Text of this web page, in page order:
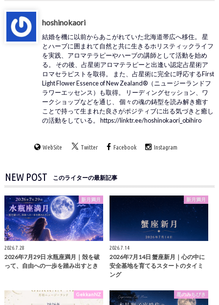
hoshinokaori
結婚を機に以前からあこがれていた北海道帯広へ移住。 星
とハーブに囲まれて自然と共に生きるホリスティックライフ
を実践、アロマテラピーやハーブの講師として活動を始め
る。 その後、占星術アロマテラピーと出逢い認定占星術ア
ロマセラピストを取得。 また、占星術に完全に呼応するFirst
Light Flower Essence of New Zealand®（ニュージーランドフ
ラワーエッセンス）も取得。 リーディングセッション、ワ
ークショップなどを通じ、 個々の魂の鋳型を読み解き癒す
ことで持って生まれた良さがポジティブに出る気づきと癒し
の活動をしている。 https://linktr.ee/hoshinokaori_obihiro
WebSite Twitter Facebook Instagram
NEW POST このライターの最新記事
新月満月
2026.7.28
2026年7月29日 水瓶座満月｜殻を破
って、自由への一歩を踏み出すとき
新月満月
2026.7.14
2026年7月14日 蟹座新月｜心の中に
安全基地を育てるスタートのタイミ
ング
GekkanNZ 星のみちびき